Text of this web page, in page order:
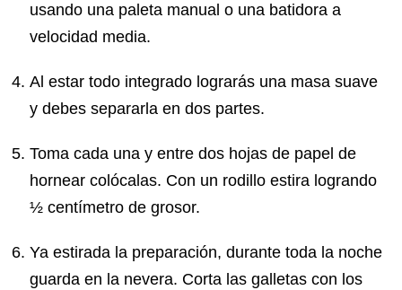
usando una paleta manual o una batidora a
velocidad media.
Al estar todo integrado lograrás una masa suave
y debes separarla en dos partes.
Toma cada una y entre dos hojas de papel de
hornear colócalas. Con un rodillo estira logrando
½ centímetro de grosor.
Ya estirada la preparación, durante toda la noche
guarda en la nevera. Corta las galletas con los